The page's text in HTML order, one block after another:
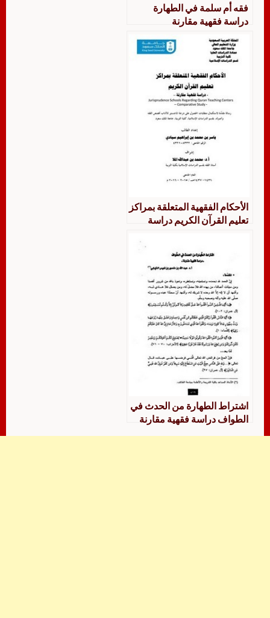
فقه أم سلمة في الطهارة
دراسة فقهية مقارنة
الأحكام الفقهية المتعلقة بمراكز
تعليم القرآن الكريم دراسة
اشتراط الطهارة من الحدث في
الطواف دراسة فقهية مقارنة